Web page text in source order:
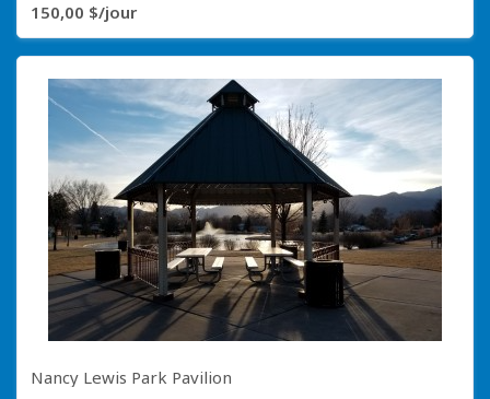
150,00 $/jour
Nancy Lewis Park Pavilion